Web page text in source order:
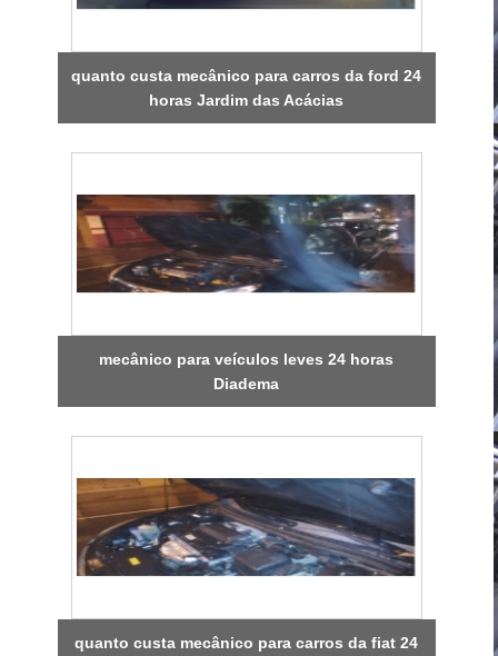
quanto custa mecânico para carros da ford 24
horas Jardim das Acácias
mecânico para veículos leves 24 horas
Diadema
quanto custa mecânico para carros da fiat 24